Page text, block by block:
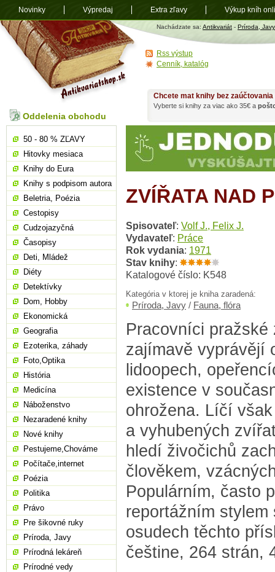
Antikvariát
shop.sk
Nachádzate sa: Antikvariát - Príroda, Javy
ZVÍŘATA NAD
Spisovateľ: Volf J., Felix J.
Vydavateľ: Práce
Rok vydania: 1971
Stav knihy:
Katalogové číslo: K548
Kategória v ktorej je kniha zaradená:
Príroda, Javy / Fauna, flóra
Pracovníci pražské
zajímavě vyprávějí
lidoopech,
existence v
ohrožena. Líčí
a vyhubených
hledí živočichů
člověkem,
Populárním, často
reportážním
osudech těchto
češtine, 264 strán,
Chcete mat knihy bez
Vyberte si knihy za viac ako 35€ a
Oddelenia obchodu
50 - 80 % ZĽAVY
Hitovky mesiaca
Knihy do Eura
Knihy s podpisom autora
Beletria, Poézia
Cestopisy
Cudzojazyčná
Časopisy
Deti, Mládež
Diéty
Detektívky
Dom, Hobby
Ekonomická
Geografia
Ezoterika, záhady
Foto,Optika
História
Medicína
Náboženstvo
Nezaradené knihy
Nové knihy
Pestujeme,Chováme
Počítače,internet
Poézia
Politika
Právo
Pre šikovné ruky
Príroda, Javy
Prírodná lekáreň
Prírodné vedy
Rss výstup
Cenník, katalóg
Novinky Výpredaj Extra zľavy Výkup kníh